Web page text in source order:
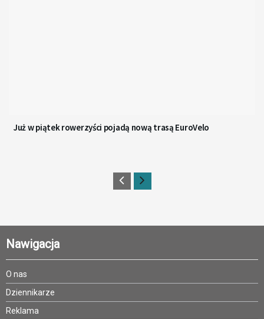
Już w piątek rowerzyści pojadą nową trasą EuroVelo
Nawigacja
O nas
Dziennikarze
Reklama